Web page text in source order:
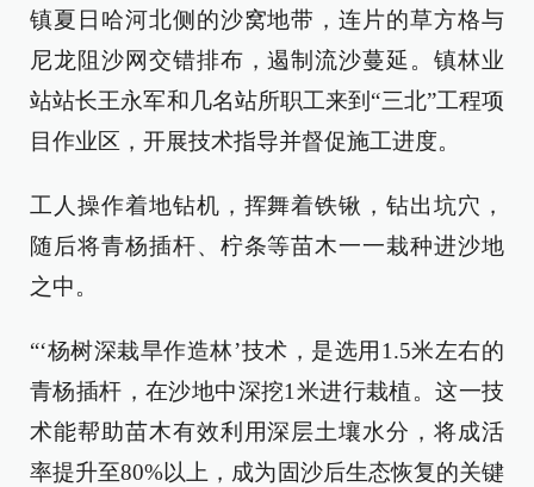
镇夏日哈河北侧的沙窝地带，连片的草方格与
尼龙阻沙网交错排布，遏制流沙蔓延。镇林业
站站长王永军和几名站所职工来到“三北”工程项
目作业区，开展技术指导并督促施工进度。
工人操作着地钻机，挥舞着铁锹，钻出坑穴，
随后将青杨插杆、柠条等苗木一一栽种进沙地
之中。
“‘杨树深栽旱作造林’技术，是选用1.5米左右的
青杨插杆，在沙地中深挖1米进行栽植。这一技
术能帮助苗木有效利用深层土壤水分，将成活
率提升至80%以上，成为固沙后生态恢复的关键